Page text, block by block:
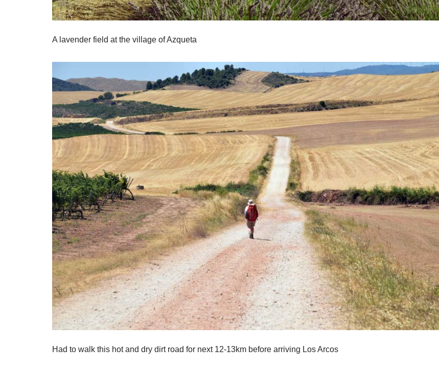
A lavender field at the village of Azqueta
Had to walk this hot and dry dirt road for next 12-13km before arriving Los Arcos